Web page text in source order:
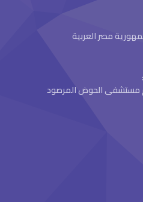
مصر العربية
مستشفى الحوض المرصود